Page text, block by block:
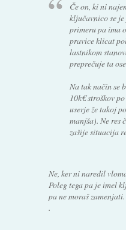
Če on, ki ni
ključavnico se
primeru pa ima
pravice klicat
lastnikom
preprečuje ta
Na tak način se
10k€ stroškov
userje že takoj
manjša). Ne res
zašije situacija
Ne, ker ni naredil
Poleg tega pa je imel
pa ne moraš zamenjati.
.